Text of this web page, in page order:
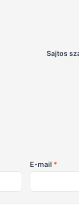
Sajtos
E-mail *